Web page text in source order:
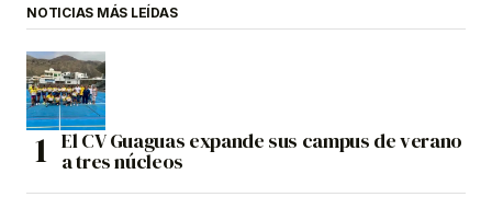
NOTICIAS MÁS LEÍDAS
El CV Guaguas expande sus campus de verano
a tres núcleos